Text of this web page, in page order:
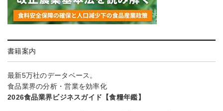
書籍案内
最新5万社のデータベース。
食品業界の分析・営業を効率化
2026食品業界ビジネスガイド【食糧年鑑】